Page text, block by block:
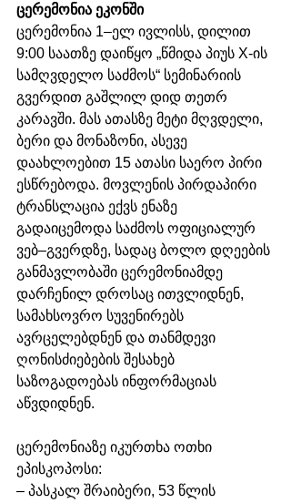
ცერემონია ეკონში
ცერემონია 1–ელ ივლისს, დილით
9:00 საათზე დაიწყო „წმიდა პიუს X-ის
სამღვდელო საძმოს“ სემინარიის
გვერდით გაშლილ დიდ თეთრ
კარავში. მას ათასზე მეტი მღვდელი,
ბერი და მონაზონი, ასევე
დაახლოებით 15 ათასი საერო პირი
ესწრებოდა. მოვლენის პირდაპირი
ტრანსლაცია ექვს ენაზე
გადაიცემოდა საძმოს ოფიციალურ
ვებ–გვერდზე, სადაც ბოლო დღეების
განმავლობაში ცერემონიამდე
დარჩენილ დროსაც ითვლიდნენ,
სამახსოვრო სუვენირებს
ავრცელებდნენ და თანმდევი
ღონისძიებების შესახებ
საზოგადოებას ინფორმაციას
აწვდიდნენ.
ცერემონიაზე იკურთხა ოთხი
ეპისკოპოსი:
– პასკალ შრაიბერი, 53 წლის